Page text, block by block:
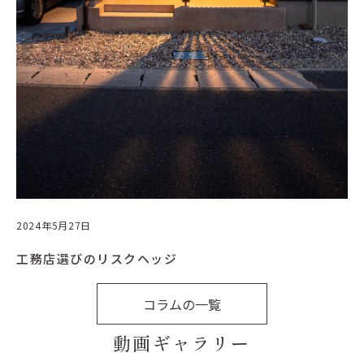
2024年5月27日
工務店選びのリスクヘッジ
コラムの一覧
動画ギャラリー